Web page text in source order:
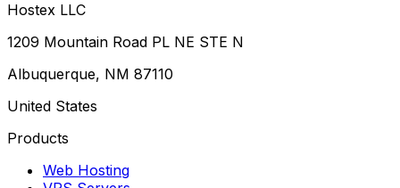
Hostex LLC
1209 Mountain Road PL NE STE N
Albuquerque, NM 87110
United States
Products
Web Hosting